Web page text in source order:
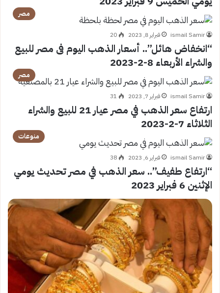
مصر
ismail Samir فبراير 8, 2023 20
“انخفاض هائل”.. أسعار الذهب اليوم فى مصر للبيع
والشراء الأربعاء 8-2-2023
مصر
ismail Samir فبراير 7, 2023 31
ارتفاع سعر الذهب في مصر عيار 21 للبيع والشراء
الثلاثاء 7-2-2023
منوعات
ismail Samir فبراير 6, 2023 38
“ارتفاع طفيف”.. سعر الذهب في مصر تحديث يومي
الإثنين 6 فبراير 2023